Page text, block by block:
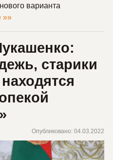
варианта
»»
старики
Опубликовано: 04.03.2022